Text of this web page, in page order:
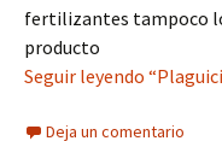
fertilizantes tampoco
producto
Seguir leyendo
Deja un comentario